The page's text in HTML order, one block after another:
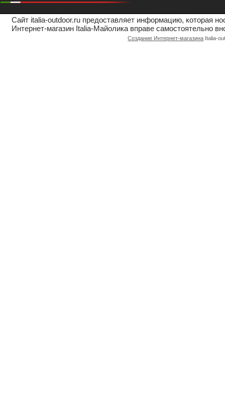
Сайт italia-outdoor.ru предоставляет информацию, которая
Интернет-магазин Italia-Майолика вправе самостоятельно
Создание Интернет-магазина Italia-